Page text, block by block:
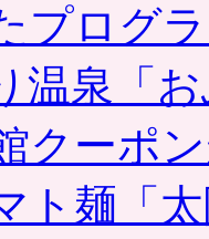
プログ
温泉「
クーポ
ト麺「